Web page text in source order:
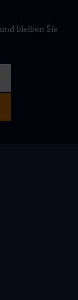
bleiben Sie